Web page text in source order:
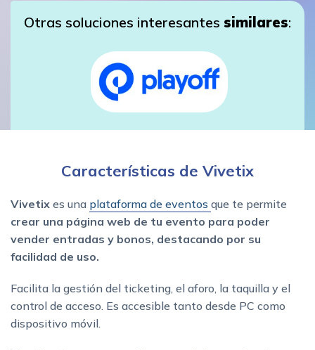
Otras soluciones interesantes similares:
Características de Vivetix
Vivetix es una plataforma de eventos que te permite
crear una página web de tu evento para poder
vender entradas y bonos, destacando por su
facilidad de uso.
Facilita la gestión del ticketing, el aforo, la taquilla y el
control de acceso. Es accesible tanto desde PC como
dispositivo móvil.